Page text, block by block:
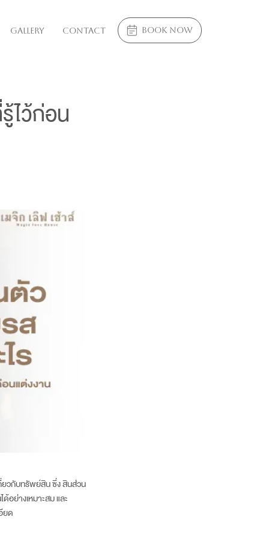
Gallery Contact book now
ไว้ก่อน
ยวกับทรัพย์สิน ซึ่ง สินส่วน
ย่างเหมาะสม และ
ยด